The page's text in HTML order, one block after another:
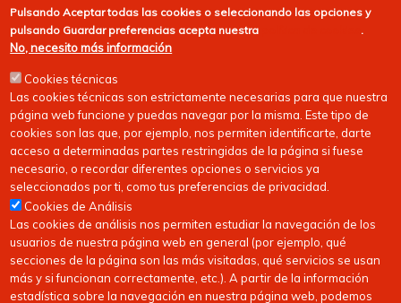
PulsandoAceptar todas las cookies o seleccionando las opciones y
pulsando Guardar preferencias acepta nuestra .
No, necesito más información
Cookies técnicas
Las cookies técnicas son estrictamente necesarias para que nuestra
página web funcione y puedas navegar por la misma. Este tipo de
cookies son las que, por ejemplo, nos permiten identificarte, darte
acceso a determinadas partes restringidas de la página si fuese
necesario, o recordar diferentes opciones o servicios ya
seleccionados por ti, como tus preferencias de privacidad.
Cookies de Análisis
Las cookies de análisis nos permiten estudiar la navegación de los
usuarios de nuestra página web en general (por ejemplo, qué
secciones de la página son las más visitadas, qué servicios se usan
más y si funcionan correctamente, etc.). A partir de la información
estadística sobre la navegación en nuestra página web, podemos